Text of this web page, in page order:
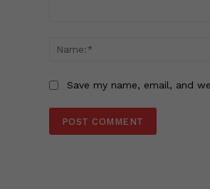
Save my name, email, and